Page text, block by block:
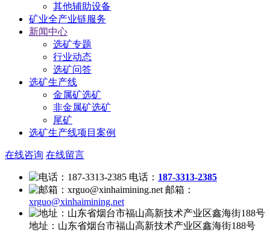
其他辅助设备
矿业全产业链服务
新闻中心
选矿专题
行业动态
选矿问答
选矿生产线
金属矿选矿
非金属矿选矿
尾矿
选矿生产线项目案例
在线咨询 在线留言
电话： 187-3313-2385
邮箱：
xrguo@xinhaimining.net
地址： 山东省烟台市福山高新技术产业区鑫海街188号